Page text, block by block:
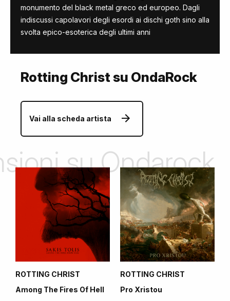
monumento del black metal greco ed europeo. Dagli
indiscussi capolavori degli esordi ai dischi goth sino alla
svolta epico-esoterica degli ultimi anni
Rotting Christ su OndaRock
Vai alla scheda artista
su Ondarock
ROTTING CHRIST
Among The Fires Of Hell
ROTTING CHRIST
Pro Xristou